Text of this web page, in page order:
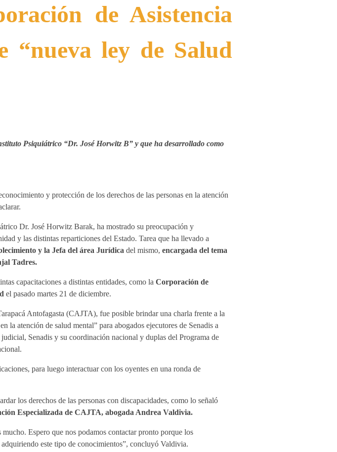
de Asistencia
“nueva ley de Salud
Psiquiátrico “Dr. José Horwitz B” y que ha desarrollado como
y protección de los derechos de las personas en la atención
Dr. José Horwitz Barak, ha mostrado su preocupación y
y las distintas reparticiones del Estado. Tarea que ha llevado a
y la Jefa del área Jurídica del mismo, encargada del tema
Tadres.
capacitaciones a distintas entidades, como la Corporación de
el pasado martes 21 de diciembre.
Antofagasta (CAJTA), fue posible brindar una charla frente a la
la atención de salud mental” para abogados ejecutores de Senadis a
Senadis y su coordinación nacional y duplas del Programa de
para luego interactuar con los oyentes en una ronda de
los derechos de las personas con discapacidades, como lo señaló
Especializada de CAJTA, abogada Andrea Valdivia.
Espero que nos podamos contactar pronto porque los
este tipo de conocimientos”, concluyó Valdivia.